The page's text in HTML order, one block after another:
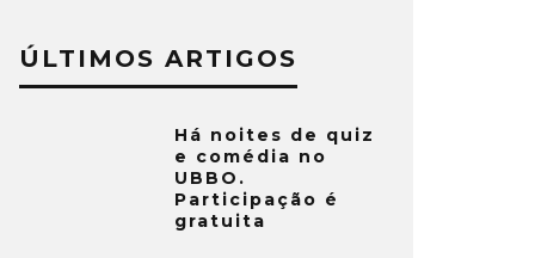
ÚLTIMOS ARTIGOS
Há noites de quiz
e comédia no
UBBO.
Participação é
gratuita